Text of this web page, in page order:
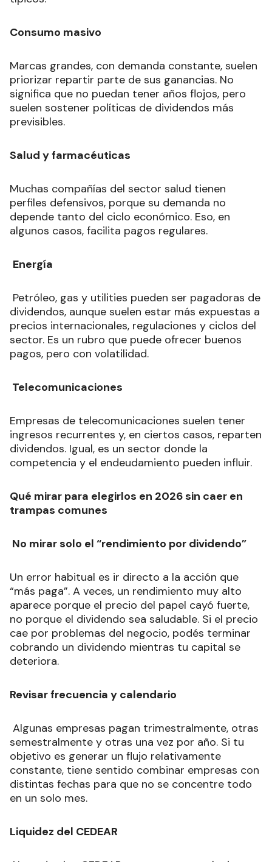
Consumo masivo
Marcas grandes, con demanda constante, suelen
priorizar repartir parte de sus ganancias. No
significa que no puedan tener años flojos, pero
suelen sostener políticas de dividendos más
previsibles.
Salud y farmacéuticas
Muchas compañías del sector salud tienen
perfiles defensivos, porque su demanda no
depende tanto del ciclo económico. Eso, en
algunos casos, facilita pagos regulares.
Energía
Petróleo, gas y utilities pueden ser pagadoras de
dividendos, aunque suelen estar más expuestas a
precios internacionales, regulaciones y ciclos del
sector. Es un rubro que puede ofrecer buenos
pagos, pero con volatilidad.
Telecomunicaciones
Empresas de telecomunicaciones suelen tener
ingresos recurrentes y, en ciertos casos, reparten
dividendos. Igual, es un sector donde la
competencia y el endeudamiento pueden influir.
Qué mirar para elegirlos en 2026 sin caer en
trampas comunes
No mirar solo el “rendimiento por dividendo”
Un error habitual es ir directo a la acción que
“más paga”. A veces, un rendimiento muy alto
aparece porque el precio del papel cayó fuerte,
no porque el dividendo sea saludable. Si el precio
cae por problemas del negocio, podés terminar
cobrando un dividendo mientras tu capital se
deteriora.
Revisar frecuencia y calendario
Algunas empresas pagan trimestralmente, otras
semestralmente y otras una vez por año. Si tu
objetivo es generar un flujo relativamente
constante, tiene sentido combinar empresas con
distintas fechas para que no se concentre todo
en un solo mes.
Liquidez del CEDEAR